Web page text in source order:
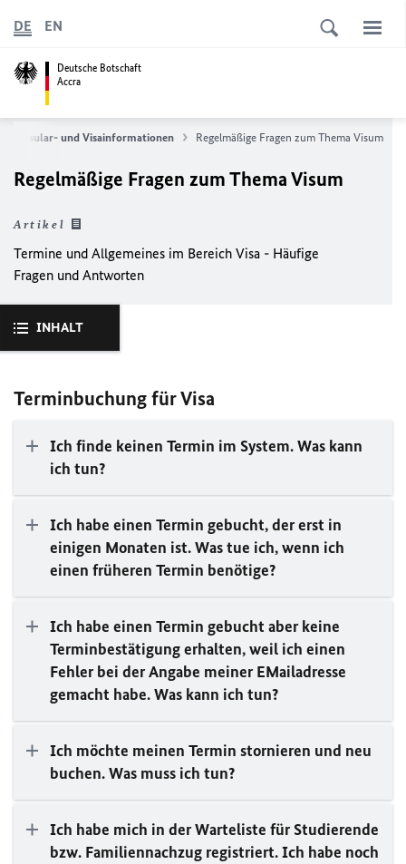
Deutsche Botschaft
Accra
DE EN
Konsular- und Visainformationen Regelmäßige Fragen zum Thema Visum
Regelmäßige Fragen zum Thema Visum
Artikel
Termine und Allgemeines im Bereich Visa - Häufige
Fragen und Antworten
INHALT
Terminbuchung für Visa
Ich finde keinen Termin im System. Was kann
ich tun?
Ich habe einen Termin gebucht, der erst in
einigen Monaten ist. Was tue ich, wenn ich
einen früheren Termin benötige?
Ich habe einen Termin gebucht aber keine
Terminbestätigung erhalten, weil ich einen
Fehler bei der Angabe meiner EMailadresse
gemacht habe. Was kann ich tun?
Ich möchte meinen Termin stornieren und neu
buchen. Was muss ich tun?
Ich habe mich in der Warteliste für Studierende
bzw. Familiennachzug registriert. Ich habe noch